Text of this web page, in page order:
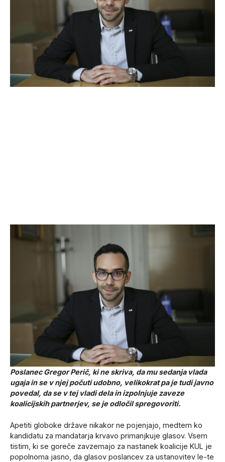
Poslanec Gregor Perič, ki ne skriva, da mu sedanja vlada
ugaja in se v njej počuti udobno, velikokrat pa je tudi javno
povedal, da se v tej vladi dela in izpolnjuje zaveze
koalicijskih partnerjev, se je odločil spregovoriti.
Apetiti globoke države nikakor ne pojenjajo, medtem ko
kandidatu za mandatarja krvavo primanjkuje glasov. Vsem
tistim, ki se goreče zavzemajo za nastanek koalicije KUL je
popolnoma jasno, da glasov poslancev za ustanovitev le-te